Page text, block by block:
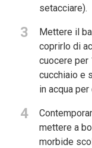
setacciare).
3
Mettere il
coprirlo di
cuocere per
cucchiaio e
in acqua per
4
mettere a
morbide